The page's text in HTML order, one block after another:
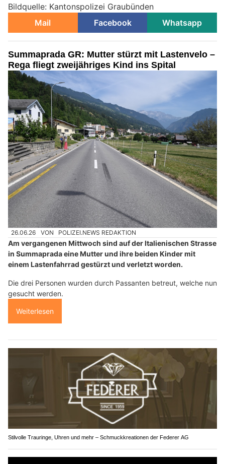
Bildquelle: Kantonspolizei Graubünden
Mail
Facebook Whatsapp
Summaprada GR: Mutter stürzt mit Lastenvelo –
Rega fliegt zweijähriges Kind ins Spital
26.06.26 VON POLIZEI.NEWS REDAKTION
Am vergangenen Mittwoch sind auf der Italienischen Strasse
in Summaprada eine Mutter und ihre beiden Kinder mit
einem Lastenfahrrad gestürzt und verletzt worden.
Die drei Personen wurden durch Passanten betreut, welche nun
gesucht werden.
Weiterlesen
Stilvolle Trauringe, Uhren und mehr – Schmuckkreationen der Federer AG